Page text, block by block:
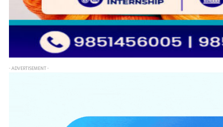
- ADVERTISEMENT -